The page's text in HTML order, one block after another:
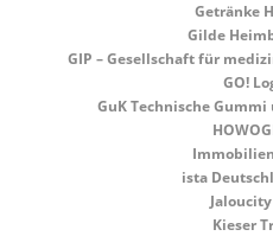
Getränke
Gilde
GIP – Gesellschaft für
GO!
GuK Technische
ista
Kieser